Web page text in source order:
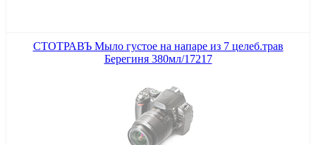
СТОТРАВЪ Мыло густое на напаре из 7 целеб.трав
Берегиня 380мл/17217